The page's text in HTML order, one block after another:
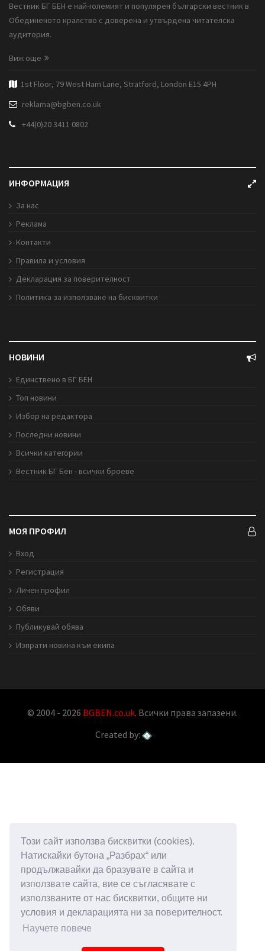
Този сайт използва бисквитки (cookies).
Натискайки бутона „Разбрах“ или
продължавайки да бразувате в сайта и
използвате сайта, вие се съгласявате с
използваните от нас бисквитки, общите ни
условия и декларацията ни за поверителност.
Научете повече
Вестник БГ БЕН е най-големият и популярен български вестник в
Обединеното кралство с доверена и утвърдена читателска
аудитория.
Виж още
1st Floor, 79 West Ham Lane, Stratford, London E15 4PH
reklama@bgben.co.uk
+44(0)20 3411 0802
ИНФОРМАЦИЯ
За нас
Реклама
Контакти
Правила и условия
Декларация за поверителност
Политика за използване на бисквитки
НОВИНИ
Единствено в БГ БЕН
Топ новини
Избор на редактора
Последни новини
Всички категории
Вестник БГ Бен - всички броеве
МОЯ ПРОФИЛ
Вход
Регистрация
Личен профил
Обяви
Публикувай обява
Изпрати новина към екипа
© 2004 - 2026 BGBEN.co.uk. Всички права запазени.
Created by: